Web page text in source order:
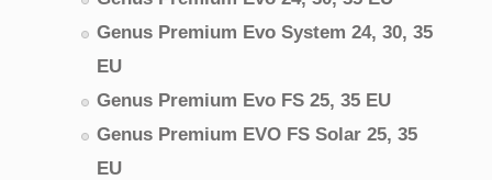
Genus Premium Evo System 24, 30, 35
EU
Genus Premium Evo FS 25, 35 EU
Genus Premium EVO FS Solar 25, 35
EU